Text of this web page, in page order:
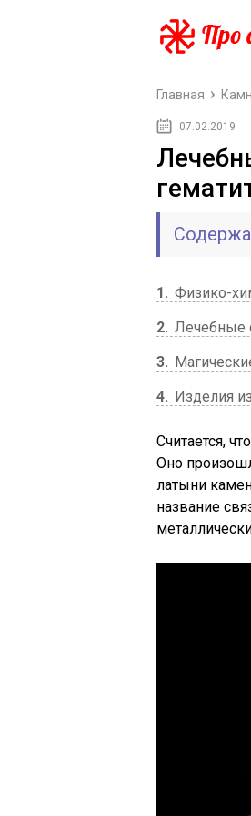
Главная
07.02.2019
1
Физико-
2 Лечебные
3
4
Изделия
Считается,
Оно
латыни
название